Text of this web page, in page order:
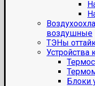
воздушные
ТЭНы
Устройства
Блоки